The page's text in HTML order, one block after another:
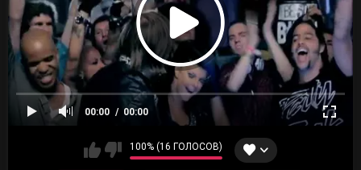
00:00 00:00
100% (16 ГОЛОСОВ)